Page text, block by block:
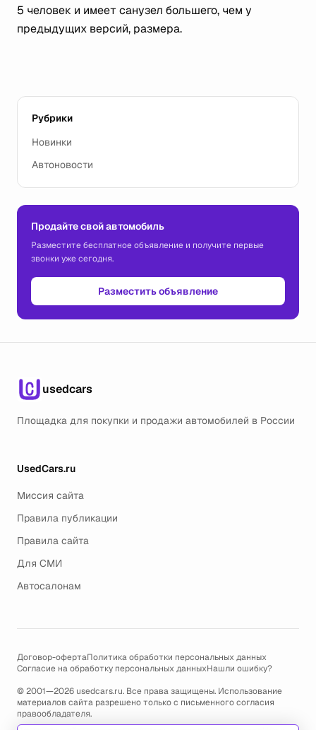
5 человек и имеет санузел большего, чем у
предыдущих версий, размера.
Рубрики
Новинки
Автоновости
Продайте свой автомобиль
Разместите бесплатное объявление и получите первые
звонки уже сегодня.
Разместить объявление
usedcars
Площадка для покупки и продажи автомобилей в России
UsedCars.ru
Миссия сайта
Правила публикации
Правила сайта
Для СМИ
Автосалонам
Договор-офертаПолитика обработки персональных данных
Согласие на обработку персональных данныхНашли ошибку?
© 2001—2026 usedcars.ru. Все права защищены. Использование
материалов сайта разрешено только с письменного согласия
правообладателя.